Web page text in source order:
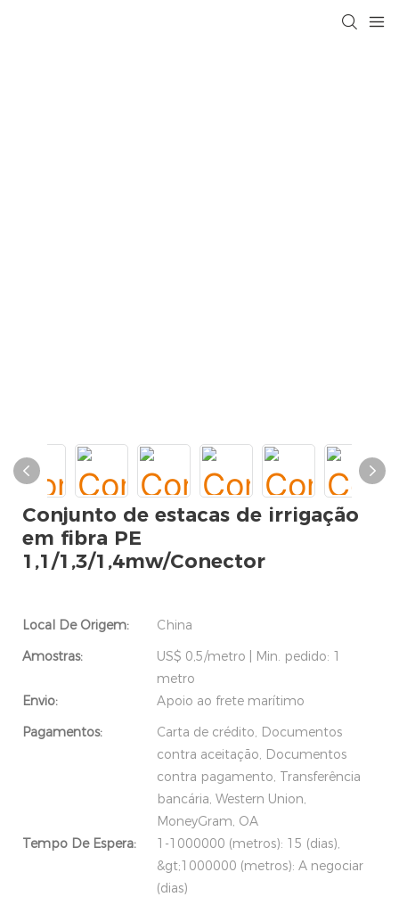
Conjunto de estacas de irrigação
em fibra PE
1,1/1,3/1,4mw/Conector
Local De Origem:
China
Amostras:
US$ 0,5/metro | Min. pedido: 1
metro
Envio:
Apoio ao frete marítimo
Pagamentos:
Carta de crédito, Documentos
contra aceitação, Documentos
contra pagamento, Transferência
bancária, Western Union,
MoneyGram, OA
Tempo De Espera:
1-1000000 (metros): 15 (dias),
&gt;1000000 (metros): A negociar
(dias)